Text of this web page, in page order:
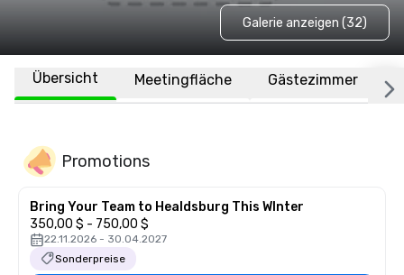
Galerie anzeigen (32)
Übersicht Meetingfläche Gästezimmer
Promotions
Bring Your Team to Healdsburg This WInter
350,00 $ - 750,00 $
22.11.2026 - 30.04.2027
Sonderpreise